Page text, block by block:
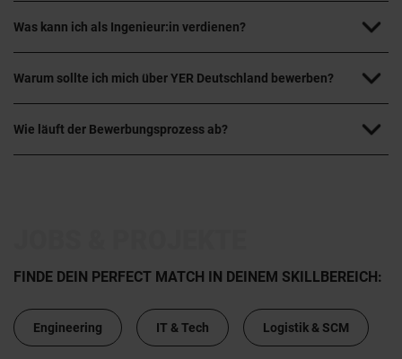
Was kann ich als Ingenieur:in verdienen?
Warum sollte ich mich über YER Deutschland bewerben?
Wie läuft der Bewerbungsprozess ab?
FINDE DEIN PERFECT MATCH IN DEINEM SKILLBEREICH:
Engineering IT & Tech Logistik & SCM